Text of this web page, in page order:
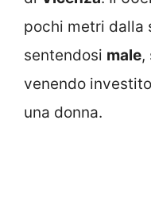
pochi metri dalla
sentendosi male,
venendo investito
una donna.